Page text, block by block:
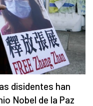
disidentes han
Nobel de la Paz